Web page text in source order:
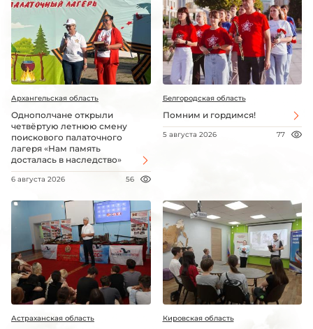
Архангельская область
Однополчане открыли
четвёртую летнюю смену
поискового палаточного
лагеря «Нам память
досталась в наследство»
6 августа 2026 56
Белгородская область
Помним и гордимся!
5 августа 2026 77
Астраханская область Кировская область